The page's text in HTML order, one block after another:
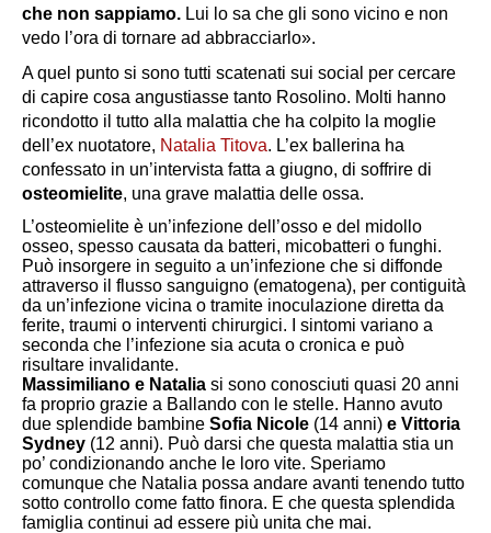
che non sappiamo. Lui lo sa che gli sono vicino e non
vedo l’ora di tornare ad abbracciarlo».
A quel punto si sono tutti scatenati sui social per cercare
di capire cosa angustiasse tanto Rosolino. Molti hanno
ricondotto il tutto alla malattia che ha colpito la moglie
dell’ex nuotatore, Natalia Titova. L’ex ballerina ha
confessato in un’intervista fatta a giugno, di soffrire di
osteomielite, una grave malattia delle ossa.
L’osteomielite è un’infezione dell’osso e del midollo
osseo, spesso causata da batteri, micobatteri o funghi.
Può insorgere in seguito a un’infezione che si diffonde
attraverso il flusso sanguigno (ematogena), per contiguità
da un’infezione vicina o tramite inoculazione diretta da
ferite, traumi o interventi chirurgici. I sintomi variano a
seconda che l’infezione sia acuta o cronica e può
risultare invalidante.
Massimiliano e Natalia si sono conosciuti quasi 20 anni
fa proprio grazie a Ballando con le stelle. Hanno avuto
due splendide bambine Sofia Nicole (14 anni) e Vittoria
Sydney (12 anni). Può darsi che questa malattia stia un
po’ condizionando anche le loro vite. Speriamo
comunque che Natalia possa andare avanti tenendo tutto
sotto controllo come fatto finora. E che questa splendida
famiglia continui ad essere più unita che mai.